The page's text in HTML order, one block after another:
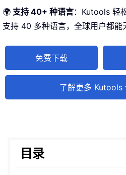
🌍 支持 40+ 种语言：Kutools
支持 40 多种语言，全球用户都能
免费下载
了解更多 Kutools
目录